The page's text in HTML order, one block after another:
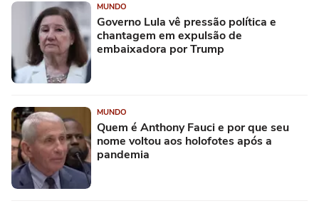
MUNDO
Governo Lula vê pressão política e
chantagem em expulsão de
embaixadora por Trump
MUNDO
Quem é Anthony Fauci e por que seu
nome voltou aos holofotes após a
pandemia